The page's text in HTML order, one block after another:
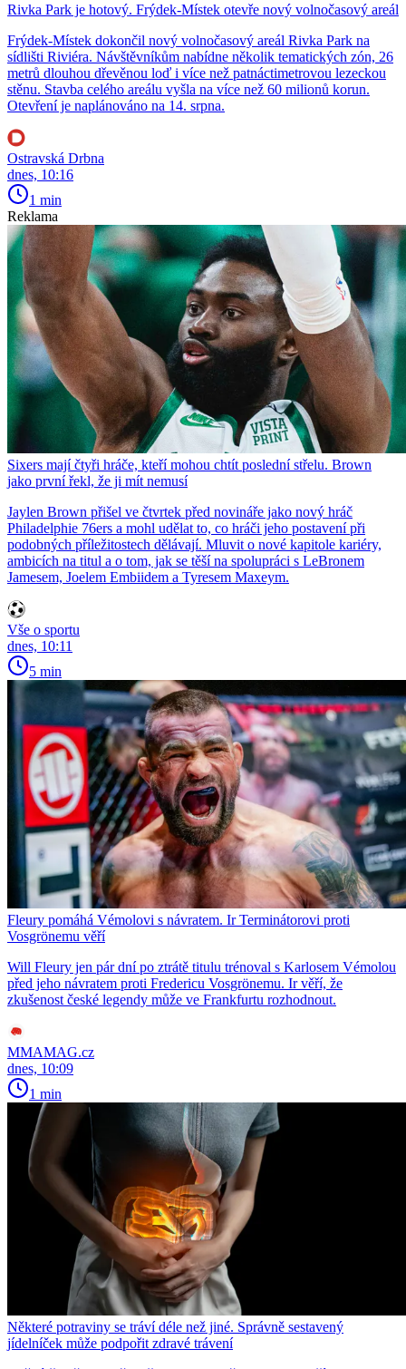
Rivka Park je hotový. Frýdek-Místek otevře nový volnočasový areál
Frýdek-Místek dokončil nový volnočasový areál Rivka Park na
sídlišti Riviéra. Návštěvníkům nabídne několik tematických zón, 26
metrů dlouhou dřevěnou loď i více než patnáctimetrovou lezeckou
stěnu. Stavba celého areálu vyšla na více než 60 milionů korun.
Otevření je naplánováno na 14. srpna.
Ostravská Drbna
dnes, 10:16
1 min
Reklama
Sixers mají čtyři hráče, kteří mohou chtít poslední střelu. Brown
jako první řekl, že ji mít nemusí
Jaylen Brown přišel ve čtvrtek před novináře jako nový hráč
Philadelphie 76ers a mohl udělat to, co hráči jeho postavení při
podobných příležitostech dělávají. Mluvit o nové kapitole kariéry,
ambicích na titul a o tom, jak se těší na spolupráci s LeBronem
Jamesem, Joelem Embiidem a Tyresem Maxeym.
Vše o sportu
dnes, 10:11
5 min
Fleury pomáhá Vémolovi s návratem. Ir Terminátorovi proti
Vosgrönemu věří
Will Fleury jen pár dní po ztrátě titulu trénoval s Karlosem Vémolou
před jeho návratem proti Fredericu Vosgrönemu. Ir věří, že
zkušenost české legendy může ve Frankfurtu rozhodnout.
MMAMAG.cz
dnes, 10:09
1 min
Některé potraviny se tráví déle než jiné. Správně sestavený
jídelníček může podpořit zdravé trávení